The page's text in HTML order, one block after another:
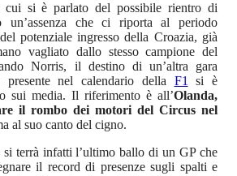
cui si è parlato del possibile rientro di
un’assenza che ci riporta al periodo
potenziale ingresso della Croazia, già
vagliato dallo stesso campione del
Norris, il destino di un’altra gara
presente nel calendario della F1
si è
sui media. Il riferimento è all’Olanda,
il rombo dei motori del Circus nel
al suo canto del cigno.
si terrà infatti l’ultimo ballo di un GP che
il record di presenze sugli spalti e